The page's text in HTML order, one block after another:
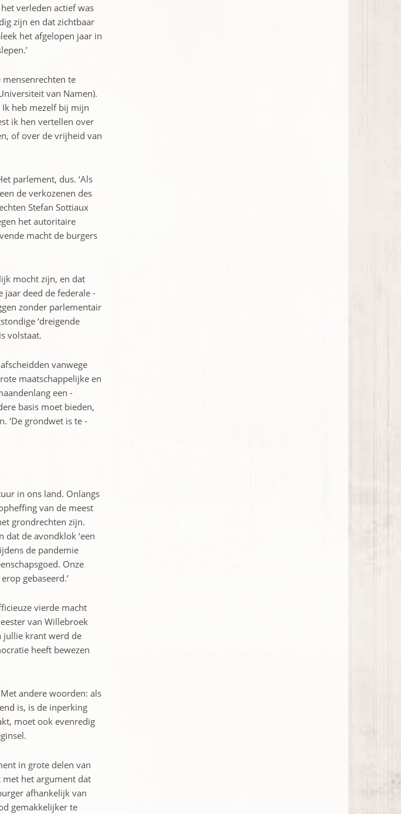
verleden actief was
zijn en dat zichtbaar
het afgelopen jaar in
te
van Namen).
Ik heb mezelf bij mijn
ik hen vertellen over
of over de vrijheid van
parlement, dus. ‘Als
de verkozenen des
Stefan Sottiaux
het autoritaire
macht de burgers
mocht zijn, en dat
jaar deed de federale
zonder parlementair
‘dreigende
volstaat.
vanwege
maatschappelijke en
een
basis moet bieden,
‘De grondwet is te
in ons land. Onlangs
van de meest
grondrechten zijn.
dat de avondklok ‘een
de pandemie
Onze
gebaseerd.’
vierde macht
van Willebroek
jullie krant werd de
heeft bewezen
andere woorden: als
is, is de inperking
moet ook evenredig
in grote delen van
met het argument dat
afhankelijk van
gemakkelijker te